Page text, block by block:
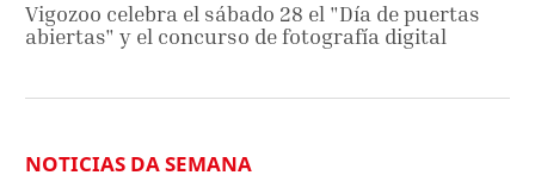
Vigozoo celebra el sábado 28 el "Día de puertas
abiertas" y el concurso de fotografía digital
NOTICIAS DA SEMANA